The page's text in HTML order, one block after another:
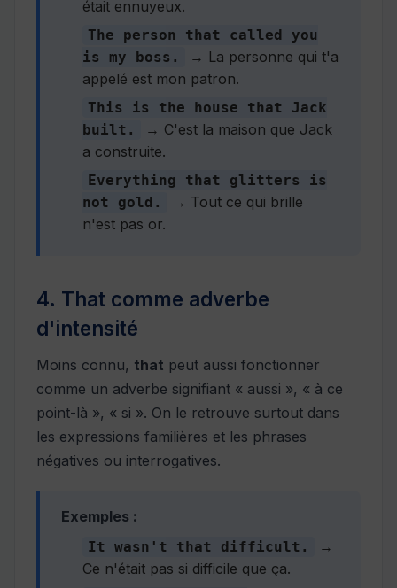
était ennuyeux.
The person that called you
is my boss.
→ La personne qui t'a
appelé est mon patron.
This is the house that Jack
built.
→ C'est la maison que Jack
a construite.
Everything that glitters is
not gold.
→ Tout ce qui brille
n'est pas or.
4. That comme adverbe
d'intensité
Moins connu, that peut aussi fonctionner
comme un adverbe signifiant « aussi », « à ce
point-là », « si ». On le retrouve surtout dans
les expressions familières et les phrases
négatives ou interrogatives.
Exemples :
It wasn't that difficult.
→
Ce n'était pas si difficile que ça.